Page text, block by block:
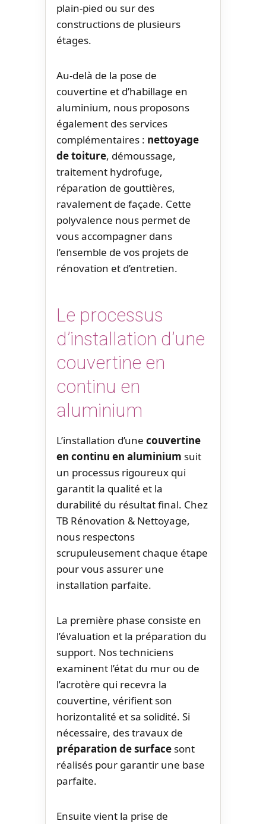
plain-pied ou sur des
constructions de plusieurs
étages.
Au-delà de la pose de
couvertine et d’habillage en
aluminium, nous proposons
également des services
complémentaires : nettoyage
de toiture, démoussage,
traitement hydrofuge,
réparation de gouttières,
ravalement de façade. Cette
polyvalence nous permet de
vous accompagner dans
l’ensemble de vos projets de
rénovation et d’entretien.
Le processus
d’installation d’une
couvertine en
continu en
aluminium
L’installation d’une couvertine
en continu en aluminium suit
un processus rigoureux qui
garantit la qualité et la
durabilité du résultat final. Chez
TB Rénovation & Nettoyage,
nous respectons
scrupuleusement chaque étape
pour vous assurer une
installation parfaite.
La première phase consiste en
l’évaluation et la préparation du
support. Nos techniciens
examinent l’état du mur ou de
l’acrotère qui recevra la
couvertine, vérifient son
horizontalité et sa solidité. Si
nécessaire, des travaux de
préparation de surface sont
réalisés pour garantir une base
parfaite.
Ensuite vient la prise de